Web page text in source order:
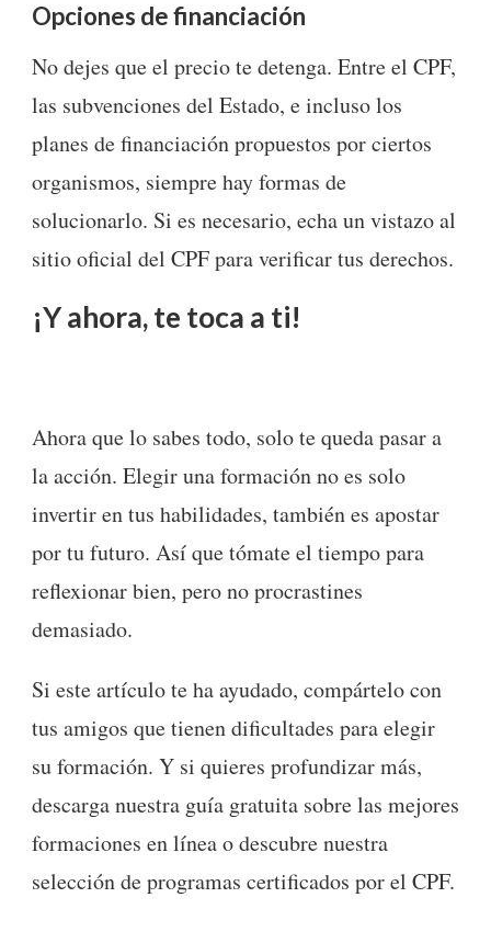
Opciones de financiación
No dejes que el precio te detenga. Entre el CPF,
las subvenciones del Estado, e incluso los
planes de financiación propuestos por ciertos
organismos, siempre hay formas de
solucionarlo. Si es necesario, echa un vistazo al
sitio oficial del CPF para verificar tus derechos.
¡Y ahora, te toca a ti!
Ahora que lo sabes todo, solo te queda pasar a
la acción. Elegir una formación no es solo
invertir en tus habilidades, también es apostar
por tu futuro. Así que tómate el tiempo para
reflexionar bien, pero no procrastines
demasiado.
Si este artículo te ha ayudado, compártelo con
tus amigos que tienen dificultades para elegir
su formación. Y si quieres profundizar más,
descarga nuestra guía gratuita sobre las mejores
formaciones en línea o descubre nuestra
selección de programas certificados por el CPF.